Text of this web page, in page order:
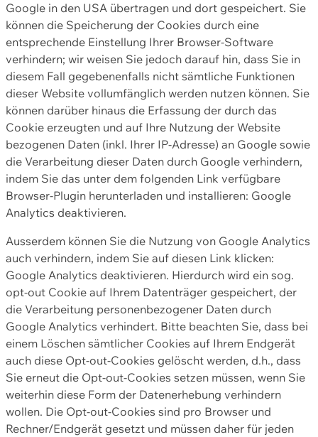
Google in den USA übertragen und dort gespeichert. Sie
können die Speicherung der Cookies durch eine
entsprechende Einstellung Ihrer Browser-Software
verhindern; wir weisen Sie jedoch darauf hin, dass Sie in
diesem Fall gegebenenfalls nicht sämtliche Funktionen
dieser Website vollumfänglich werden nutzen können. Sie
können darüber hinaus die Erfassung der durch das
Cookie erzeugten und auf Ihre Nutzung der Website
bezogenen Daten (inkl. Ihrer IP-Adresse) an Google sowie
die Verarbeitung dieser Daten durch Google verhindern,
indem Sie das unter dem folgenden Link verfügbare
Browser-Plugin herunterladen und installieren: Google
Analytics deaktivieren.
Ausserdem können Sie die Nutzung von Google Analytics
auch verhindern, indem Sie auf diesen Link klicken:
Google Analytics deaktivieren. Hierdurch wird ein sog.
opt-out Cookie auf Ihrem Datenträger gespeichert, der
die Verarbeitung personenbezogener Daten durch
Google Analytics verhindert. Bitte beachten Sie, dass bei
einem Löschen sämtlicher Cookies auf Ihrem Endgerät
auch diese Opt-out-Cookies gelöscht werden, d.h., dass
Sie erneut die Opt-out-Cookies setzen müssen, wenn Sie
weiterhin diese Form der Datenerhebung verhindern
wollen. Die Opt-out-Cookies sind pro Browser und
Rechner/Endgerät gesetzt und müssen daher für jeden